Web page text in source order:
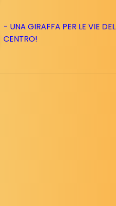
- UNA GIRAFFA PER LE VIE DEL
CENTRO!